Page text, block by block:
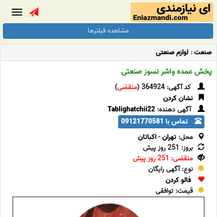
مشاهده فیلترها
صنعت: لوازم صنعتی
پخش عمده واشر نسوز صنعتی
کد آگهی: 364924 ( منقضی)
نشان کردن
آگهی دهنده: Tablighatchii22
تماس با 09121770581
محل: تهران-اکباتان
بروز: 251 روز پیش
منقضی: 251 روز پیش
نوع: آگهی رایگان
فالو کردن
قیمت: توافقی